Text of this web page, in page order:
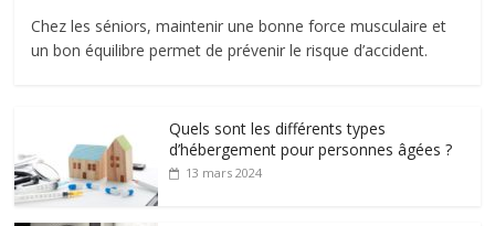
Chez les séniors, maintenir une bonne force musculaire et
un bon équilibre permet de prévenir le risque d’accident.
Quels sont les différents types
d’hébergement pour personnes âgées ?
13 mars 2024